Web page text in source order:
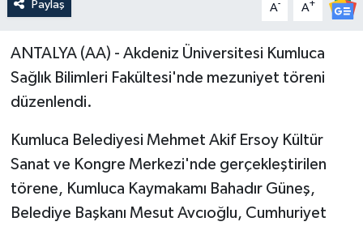
Paylaş A- A+
ANTALYA (AA) - Akdeniz Üniversitesi Kumluca
Sağlık Bilimleri Fakültesi'nde mezuniyet töreni
düzenlendi.
Kumluca Belediyesi Mehmet Akif Ersoy Kültür
Sanat ve Kongre Merkezi'nde gerçekleştirilen
törene, Kumluca Kaymakamı Bahadır Güneş,
Belediye Başkanı Mesut Avcıoğlu, Cumhuriyet